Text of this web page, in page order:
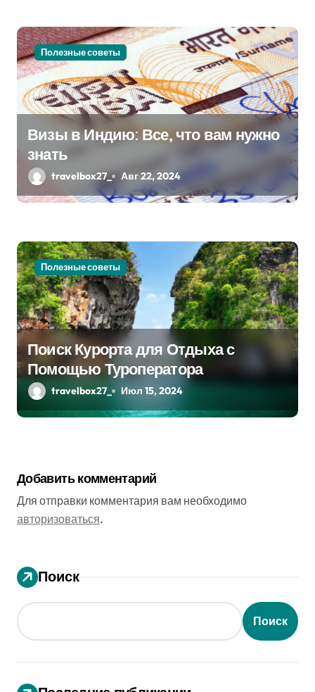
я
м
Полезные советы
Визы в Индию: Все, что вам нужно
знать
travelbox27_ Авг 22, 2024
Полезные советы
Поиск Курорта для Отдыха с
Помощью Туроператора
travelbox27_ Июл 15, 2024
Добавить комментарий
Для отправки комментария вам необходимо
авторизоваться.
Поиск
Поиск